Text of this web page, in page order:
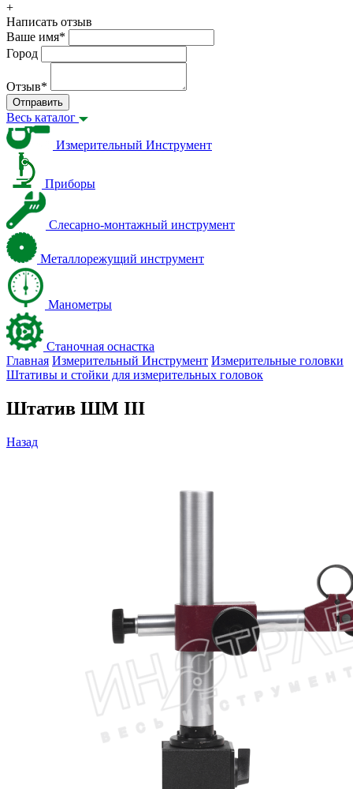
+
Написать отзыв
Ваше имя*
Город
Отзыв*
Отправить
Весь каталог
Измерительный Инструмент
Приборы
Слесарно-монтажный инструмент
Металлорежущий инструмент
Манометры
Станочная оснастка
Главная Измерительный Инструмент Измерительные головки
Штативы и стойки для измерительных головок
Штатив ШМ III
Назад